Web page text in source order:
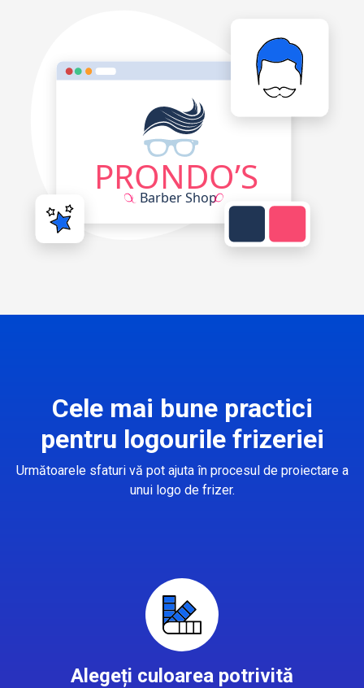
Cele mai bune practici
pentru logourile frizeriei
Următoarele sfaturi vă pot ajuta în procesul de proiectare a
unui logo de frizer.
Alegeți culoarea potrivită